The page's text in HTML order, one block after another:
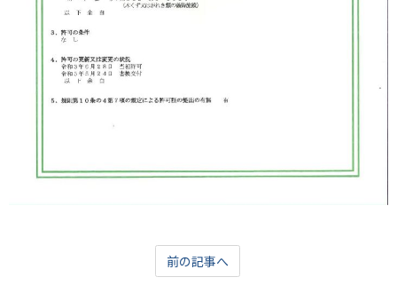
前の記事へ